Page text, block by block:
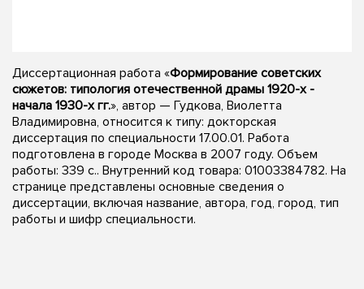
Диссертационная работа «Формирование советских
сюжетов: типология отечественной драмы 1920-х -
начала 1930-х гг.», автор — Гудкова, Виолетта
Владимировна, относится к типу: докторская
диссертация по специальности 17.00.01. Работа
подготовлена в городе Москва в 2007 году. Объем
работы: 339 с.. Внутренний код товара: 01003384782. На
странице представлены основные сведения о
диссертации, включая название, автора, год, город, тип
работы и шифр специальности.